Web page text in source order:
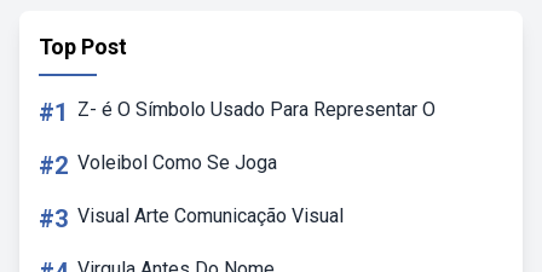
Top Post
#1 Z- é O Símbolo Usado Para Representar O
#2 Voleibol Como Se Joga
#3 Visual Arte Comunicação Visual